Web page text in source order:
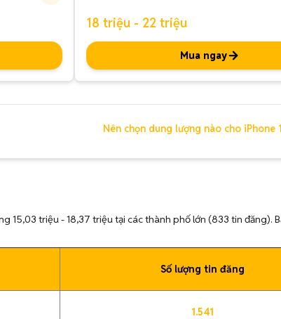
18 triệu - 22 triệu
Mua ngay
Nên chọn dung lượng nào cho iPhone
15,03 triệu - 18,37 triệu tại các thành phố lớn (833 tin đăng).
Số lượng tin đăng
1.541